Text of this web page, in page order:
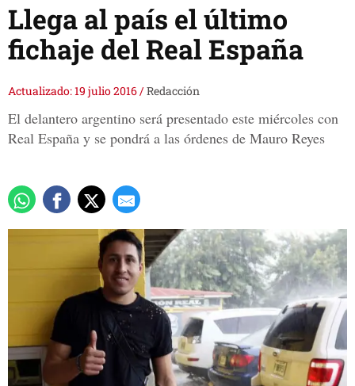
Llega al país el último
fichaje del Real España
Actualizado: 19 julio 2016/Redacción
El delantero argentino será presentado este miércoles con
Real España y se pondrá a las órdenes de Mauro Reyes